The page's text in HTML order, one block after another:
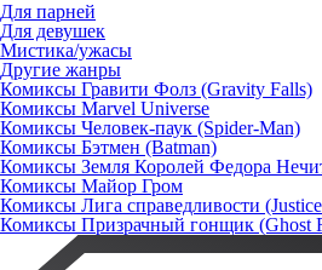
Для парней
Для девушек
Мистика/ужасы
Другие жанры
Комиксы Гравити Фолз (Gravity Falls)
Комиксы Marvel Universe
Комиксы Человек-паук (Spider-Man)
Комиксы Бэтмен (Batman)
Комиксы Земля Королей Федора
Комиксы Майор Гром
Комиксы Лига справедливости
Комиксы Призрачный гонщик (Ghost